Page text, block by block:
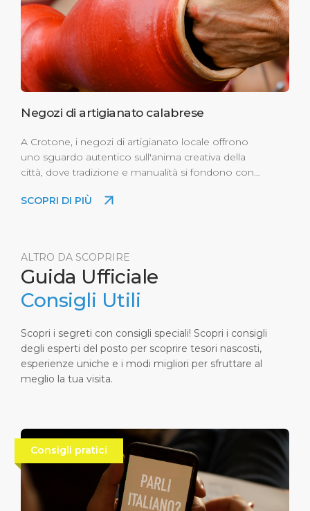
Negozi di artigianato calabrese
A Crotone, i negozi di artigianato locale offrono
uno sguardo autentico sull'anima creativa della
città, dove tradizione e manualità si fondono con
oggetti in legno d'ulivo e tessuti ricamati
che custodiscono il fascino e la genuinità del
territorio.
SCOPRI DI PIÙ
ALTRO DA SCOPRIRE
Guida Ufficiale
Consigli Utili
Scopri i segreti con consigli speciali! Scopri i consigli
degli esperti del posto per scoprire tesori nascosti,
esperienze uniche e i modi migliori per sfruttare al
meglio la tua visita.
Consigli pratici